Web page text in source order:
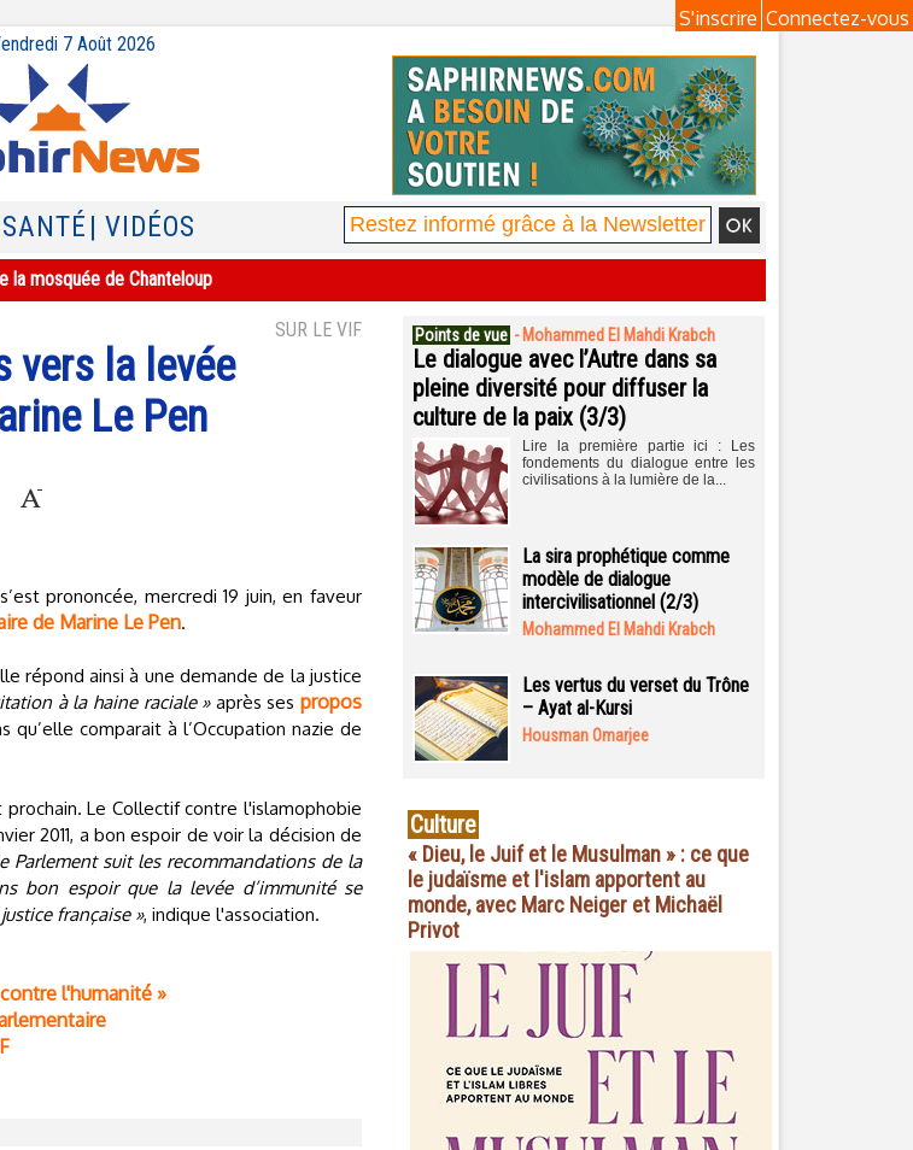
Connectez-vous
S'inscrire
7 Août 2026
| SANTÉ | VIDÉOS
la mosquée de Chanteloup
SUR LE VIF
vers la levée
Le Pen
prononcée, mercredi 19 juin, en faveur
de Marine Le Pen.
répond ainsi à une demande de la justice
à la haine raciale »après sespropos
comparait à l’Occupation nazie de
Le Collectif contre l'islamophobie
2011, a bon espoir de voir la décision de
Parlement suit les recommandations de la
bon espoir que la levée d’immunité se
française », indique l'association.
l'humanité »
Points de vue - Mohammed El Mahdi Krabch
Le dialogue avec l’Autre dans sa
pleine diversité pour diffuser la
culture de la paix (3/3)
Lire la première partie ici : Les
fondements du dialogue entre les
civilisations à la lumière de la...
La sira prophétique comme
modèle de dialogue
intercivilisationnel (2/3)
Mohammed El Mahdi Krabch
Les vertus du verset du Trône
– Ayat al-Kursi
Housman Omarjee
Culture
« Dieu, le Juif et le Musulman » : ce que
le judaïsme et l'islam apportent au
monde, avec Marc Neiger et Michaël
Privot